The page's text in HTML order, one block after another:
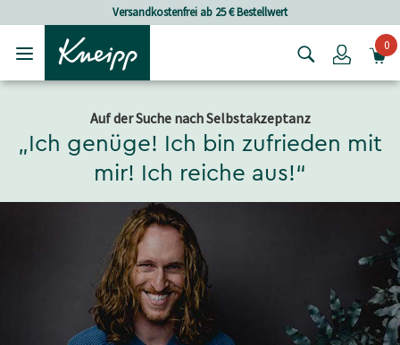
Skip to main content
Skip to footer contentVersandkostenfrei ab 25 € Bestellwert
Login0
Auf der Suche nach Selbstakzeptanz
„Ich genüge! Ich bin zufrieden mit
mir! Ich reiche aus!“